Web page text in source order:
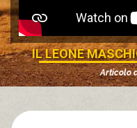
IL LEONE
Articolo